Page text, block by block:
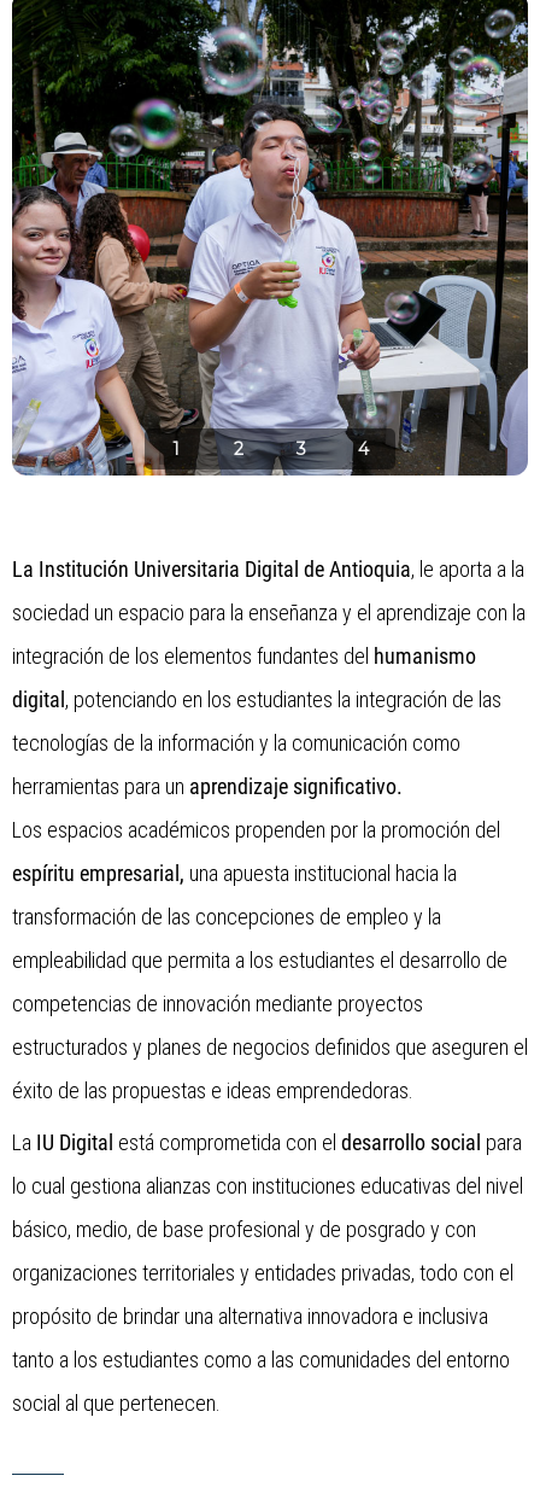
1 2 3 4
La Institución Universitaria Digital de Antioquia, le aporta a la
sociedad un espacio para la enseñanza y el aprendizaje con la
integración de los elementos fundantes del humanismo
digital , potenciando en los estudiantes la integración de las
tecnologías de la información y la comunicación como
herramientas para un aprendizaje significativo.
Los espacios académicos propenden por la promoción del
espíritu empresarial, una apuesta institucional hacia la
transformación de las concepciones de empleo y la
empleabilidad que permita a los estudiantes el desarrollo de
competencias de innovación mediante proyectos
estructurados y planes de negocios definidos que aseguren el
éxito de las propuestas e ideas emprendedoras.
La IU Digital está comprometida con el desarrollo social para
lo cual gestiona alianzas con instituciones educativas del nivel
básico, medio, de base profesional y de posgrado y con
organizaciones territoriales y entidades privadas, todo con el
propósito de brindar una alternativa innovadora e inclusiva
tanto a los estudiantes como a las comunidades del entorno
social al que pertenecen.